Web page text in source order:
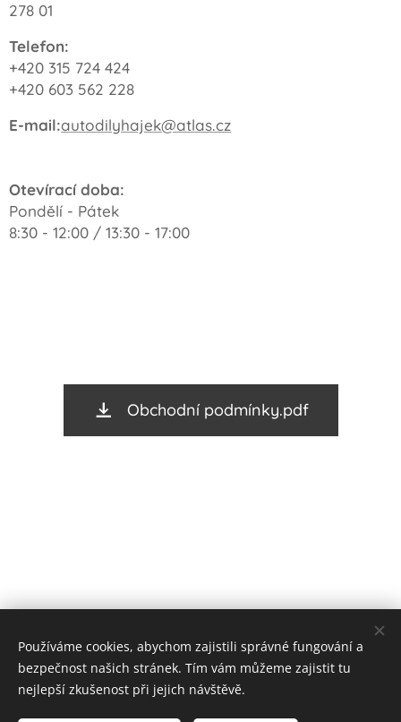
278 01
Telefon:
+420 315 724 424
+420 603 562 228
E-mail:autodilyhajek@atlas.cz
Otevírací doba:
Pondělí - Pátek
8:30 - 12:00 / 13:30 - 17:00
Obchodní podmínky.pdf
Cookies
Používáme cookies, abychom zajistili správné fungování a
bezpečnost našich stránek. Tím vám můžeme zajistit tu
nejlepší zkušenost při jejich návštěvě.